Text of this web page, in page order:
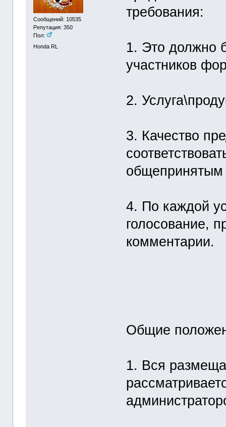
Сообщений: 10535
Репутация: 350
Пол:
Honda RL
требования:
1. Это должно
участников
2.
3. Качество
общепринятым
4. По каждой
голосование,
комментарии.
Общие
1. Вся